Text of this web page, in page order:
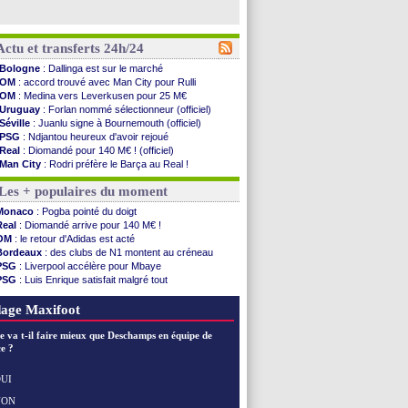
et transferts 24h/24
Bologne : Dallinga est sur le marché
OM : accord trouvé avec Man City pour Rulli
OM : Medina vers Leverkusen pour 25 M€
Uruguay : Forlan nommé sélectionneur (officiel)
Séville : Juanlu signe à Bournemouth (officiel)
PSG : Ndjantou heureux d'avoir rejoué
Real : Diomandé pour 140 M€ ! (officiel)
Man City : Rodri préfère le Barça au Real !
Rennes: Aït Boudlal veut rejoindre Fulham
Aston Villa: Liverpool cible aussi Konsa
OM: une approche pour Diatta
Le Havre : Diaw va signer à Lille
Trabzonspor: Salah a signé ! (officiel)
Bordeaux: les mots de Mavuba
FIFA: Al-Khelaïfi président ? Tebas dit non
Fenerbahçe: Greenwood savoure son premier ...
Bordeaux: Mavuba n'est plus l'entraîneur (off.)
Southampton: D. Traoré prêté au Mans (officiel)
: un accueil impressionnant pour Salah !
+ populaires du moment
: Pogba pointé du doigt
: Diomandé arrive pour 140 M€ !
: le retour d'Adidas est acté
: des clubs de N1 montent au créneau
: Liverpool accélère pour Mbaye
: Luis Enrique satisfait malgré tout
: Fonseca prend cher sur les réseaux
Maxifoot
va t-il faire mieux que Deschamps en équipe de
?